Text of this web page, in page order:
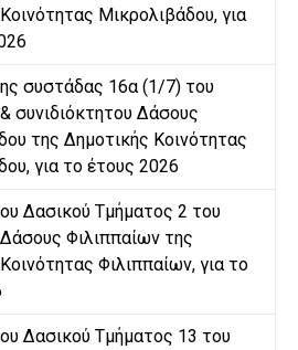
Μικρολιβάδου, για
συστάδας 16α (1/7) του
συνιδιόκτητου Δάσους
της Δημοτικής Κοινότητας
για το έτους 2026
Δασικού Τμήματος 2 του
Φιλιππαίων της
Φιλιππαίων, για το
Δασικού Τμήματος 13 του